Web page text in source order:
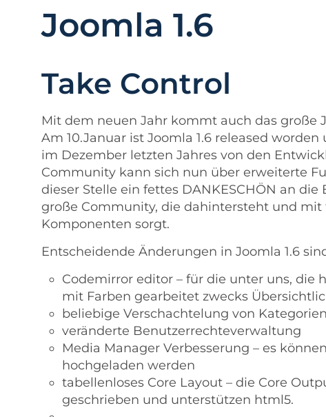
Joomla 1.6
Take Control
Mit dem neuen Jahr kommt auch das große
Am 10.Januar ist Joomla 1.6 released
im Dezember letzten Jahres von den
Community kann sich nun über erweiterte
dieser Stelle ein fettes DANKESCHÖN an
große Community, die dahintersteht und
Komponenten sorgt.
Entscheidende Änderungen in Joomla 1.6
Codemirror editor – für die unter uns,
mit Farben gearbeitet zwecks
beliebige Verschachtelung von Kategorien
veränderte Benutzerrechteverwaltung
Media Manager Verbesserung – es
hochgeladen werden
tabellenloses Core Layout – die Core
geschrieben und unterstützen html5.